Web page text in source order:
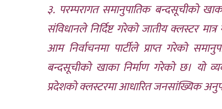
३. परम्परागत समानुपातिक बन्दसूचीको
संविधानले निर्दिष्ट गरेको जातीय क्लस्टर
आम निर्वाचनमा पार्टीले प्राप्त गरेको
बन्दसूचीको खाका निर्माण गरेको छ। यो
प्रदेशको क्लस्टरमा आधारित जनसांख्यिक